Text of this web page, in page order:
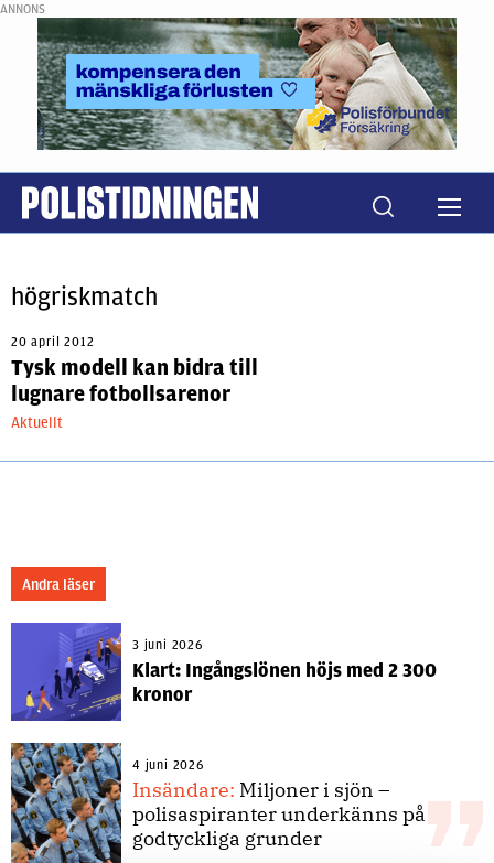
ANNONS
högriskmatch
20 april 2012
Tysk modell kan bidra till
lugnare fotbollsarenor
Aktuellt
Andra läser
3 juni 2026
Klart: Ingångslönen höjs med 2 300
kronor
4 juni 2026
Insändare: Miljoner i sjön –
polisaspiranter underkänns på
godtyckliga grunder